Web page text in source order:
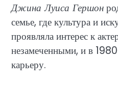
Джина Луиса Гершон
семье, где культура и
проявляла интерес к
незамеченными, и в
карьеру.